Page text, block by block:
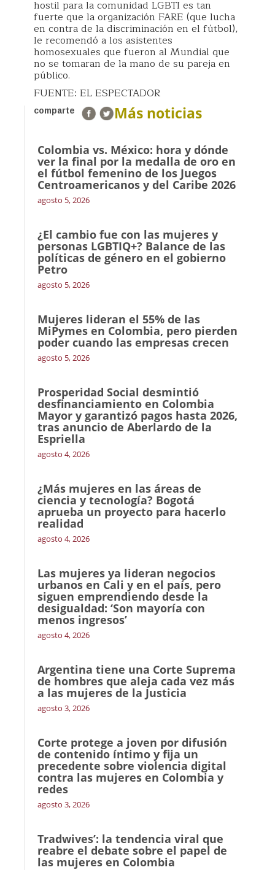
hostil para la comunidad LGBTI es tan
fuerte que la organización FARE (que lucha
en contra de la discriminación en el fútbol),
le recomendó a los asistentes
homosexuales que fueron al Mundial que
no se tomaran de la mano de su pareja en
público.
FUENTE: EL ESPECTADOR
comparte Más noticias
Colombia vs. México: hora y dónde
ver la final por la medalla de oro en
el fútbol femenino de los Juegos
Centroamericanos y del Caribe 2026
agosto 5, 2026
¿El cambio fue con las mujeres y
personas LGBTIQ+? Balance de las
políticas de género en el gobierno
Petro
agosto 5, 2026
Mujeres lideran el 55% de las
MiPymes en Colombia, pero pierden
poder cuando las empresas crecen
agosto 5, 2026
Prosperidad Social desmintió
desfinanciamiento en Colombia
Mayor y garantizó pagos hasta 2026,
tras anuncio de Aberlardo de la
Espriella
agosto 4, 2026
¿Más mujeres en las áreas de
ciencia y tecnología? Bogotá
aprueba un proyecto para hacerlo
realidad
agosto 4, 2026
Las mujeres ya lideran negocios
urbanos en Cali y en el país, pero
siguen emprendiendo desde la
desigualdad: ‘Son mayoría con
menos ingresos’
agosto 4, 2026
Argentina tiene una Corte Suprema
de hombres que aleja cada vez más
a las mujeres de la Justicia
agosto 3, 2026
Corte protege a joven por difusión
de contenido íntimo y fija un
precedente sobre violencia digital
contra las mujeres en Colombia y
redes
agosto 3, 2026
Tradwives’: la tendencia viral que
reabre el debate sobre el papel de
las mujeres en Colombia